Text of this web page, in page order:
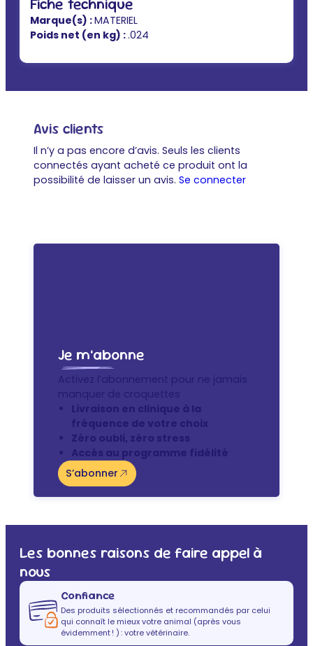
Fiche technique
Marque(s) :MATERIEL
Poids net (en kg) :.024
Avis clients
Il n’y a pas encore d’avis. Seuls les clients
connectés ayant acheté ce produit ont la
possibilité de laisser un avis. Se connecter
Je m’abonne
Activez l’abonnement pour ne jamais
manquer de croquettes
Livraison en clinique à la
fréquence de votre choix
Zéro oubli, zéro stress
Accès au programme fidélité
S’abonner
Les bonnes raisons de faire appel à
nous
Confiance
Des produits sélectionnés et recommandés par celui
qui connaît le mieux votre animal (après vous
évidemment ! ) : votre vétérinaire.